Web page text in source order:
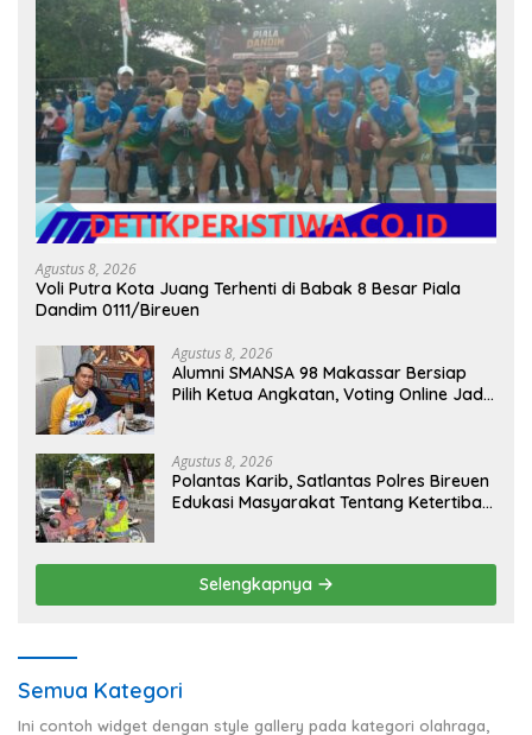
Agustus 8, 2026
Voli Putra Kota Juang Terhenti di Babak 8 Besar Piala
Dandim 0111/Bireuen
Agustus 8, 2026
Alumni SMANSA 98 Makassar Bersiap
Pilih Ketua Angkatan, Voting Online Jadi
Agustus 8, 2026
Polantas Karib, Satlantas Polres Bireuen
Edukasi Masyarakat Tentang Ketertiban
Selengkapnya
Semua Kategori
Ini contoh widget dengan style gallery pada kategori olahraga,